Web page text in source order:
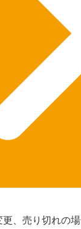
、売り切れの場